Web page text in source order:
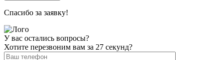
Спасибо за заявку!
У вас остались вопросы?
Хотите перезвоним вам за 27 секунд?